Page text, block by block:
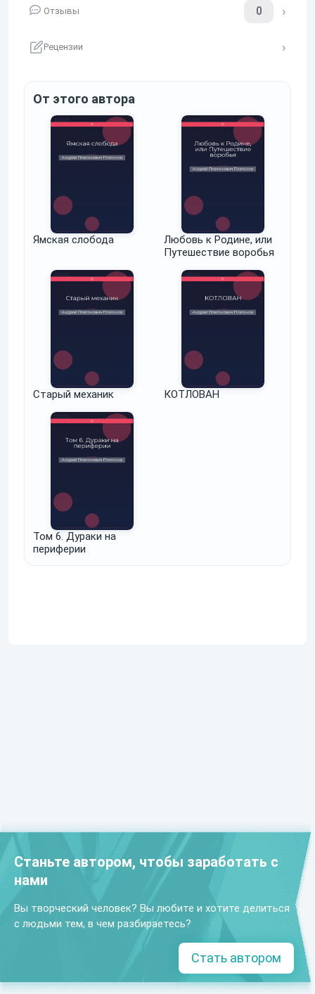
Отзывы 0
Рецензии
От этого автора
Ямская слобода
Любовь к Родине, или
Путешествие воробья
Старый механик КОТЛОВАН
Том 6. Дураки на
периферии
Станьте автором, чтобы заработать с
нами
Вы творческий человек? Вы любите и хотите делиться
с людьми тем, в чем разбираетесь?
Стать автором